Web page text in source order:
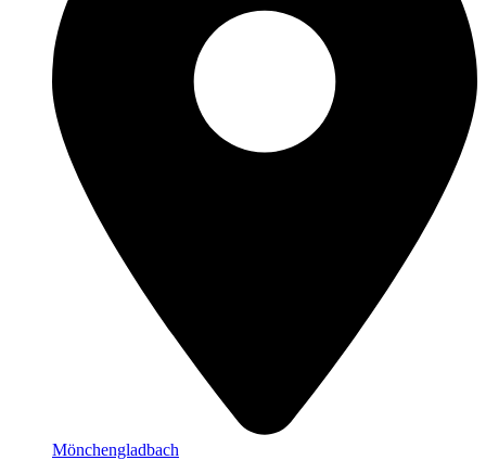
Mönchengladbach